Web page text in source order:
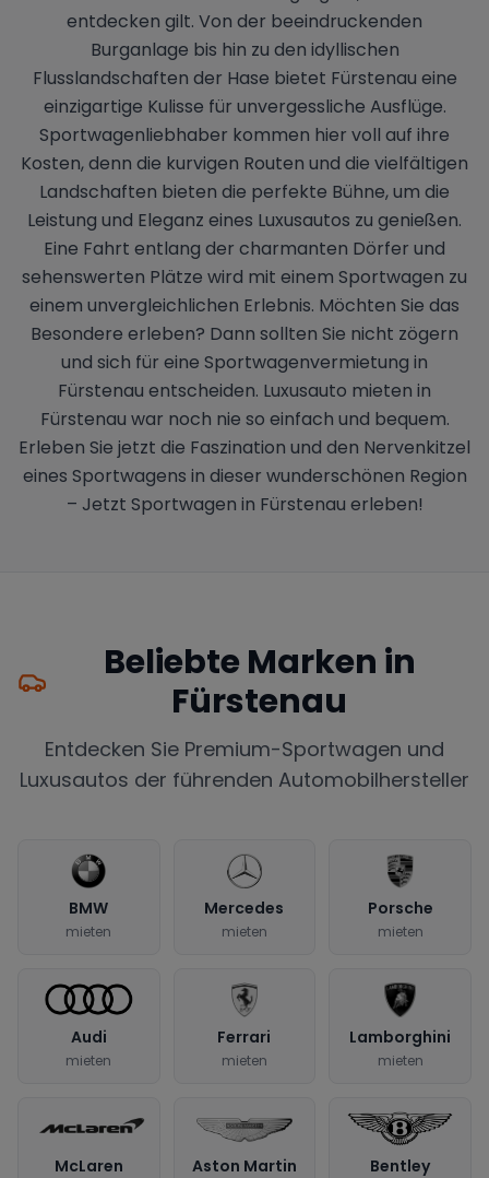
entdecken gilt. Von der beeindruckenden
Burganlage bis hin zu den idyllischen
Flusslandschaften der Hase bietet Fürstenau eine
einzigartige Kulisse für unvergessliche Ausflüge.
Sportwagenliebhaber kommen hier voll auf ihre
Kosten, denn die kurvigen Routen und die vielfältigen
Landschaften bieten die perfekte Bühne, um die
Leistung und Eleganz eines Luxusautos zu genießen.
Eine Fahrt entlang der charmanten Dörfer und
sehenswerten Plätze wird mit einem Sportwagen zu
einem unvergleichlichen Erlebnis. Möchten Sie das
Besondere erleben? Dann sollten Sie nicht zögern
und sich für eine Sportwagenvermietung in
Fürstenau entscheiden. Luxusauto mieten in
Fürstenau war noch nie so einfach und bequem.
Erleben Sie jetzt die Faszination und den Nervenkitzel
eines Sportwagens in dieser wunderschönen Region
– Jetzt Sportwagen in Fürstenau erleben!
Beliebte Marken in
Fürstenau
Entdecken Sie Premium-Sportwagen und
Luxusautos der führenden Automobilhersteller
BMW
mieten
Mercedes
mieten
Porsche
mieten
Audi
mieten
Ferrari
mieten
Lamborghini
mieten
McLaren Aston Martin Bentley